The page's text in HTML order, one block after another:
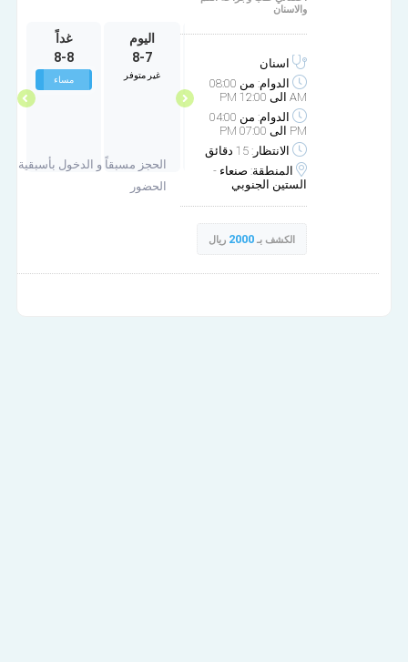
والاسنان
اسنان
الدوام: من 08:00
AM الى 12:00 PM
الدوام: من 04:00
PM الى 07:00 PM
الانتظار: 15 دقائق
المنطقة: صنعاء -
الستين الجنوبي
الكشف بـ2000 ريال
الأربعاء
9-30
مساء
الخميس
اليوم
8-7
غير متوفر
غداً
8-8
مساء
الحجز مسبقاً و الدخول بأسبقية
الحضور